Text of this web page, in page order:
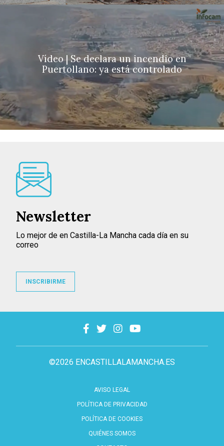
Vídeo | Se declara un incendio en
Puertollano: ya está controlado
©2026 ENCASTILLALAMANCHA.ES
AVISO LEGAL
POLÍTICA DE PRIVACIDAD
POLÍTICA DE COOKIES
QUIÉNES SOMOS
Newsletter
Lo mejor de en Castilla-La Mancha cada día en su
correo
INSCRIBIRME